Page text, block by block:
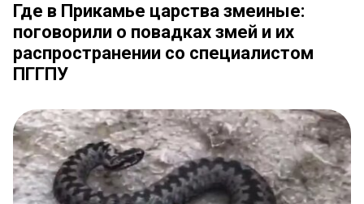
Где в Прикамье царства змеиные:
поговорили о повадках змей и их
распространении со специалистом
ПГГПУ